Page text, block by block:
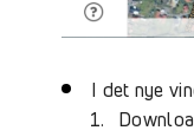
I det nye